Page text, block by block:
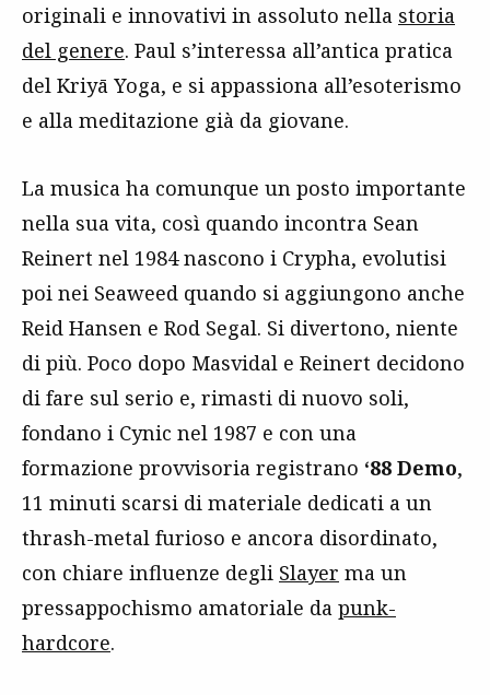
originali e innovativi in assoluto nella storia
del genere. Paul s’interessa all’antica pratica
del Kriyā Yoga, e si appassiona all’esoterismo
e alla meditazione già da giovane.
La musica ha comunque un posto importante
nella sua vita, così quando incontra Sean
Reinert nel 1984 nascono i Crypha, evolutisi
poi nei Seaweed quando si aggiungono anche
Reid Hansen e Rod Segal. Si divertono, niente
di più. Poco dopo Masvidal e Reinert decidono
di fare sul serio e, rimasti di nuovo soli,
fondano i Cynic nel 1987 e con una
formazione provvisoria registrano ‘88 Demo,
11 minuti scarsi di materiale dedicati a un
thrash-metal furioso e ancora disordinato,
con chiare influenze degli Slayer ma un
pressappochismo amatoriale da punk-
hardcore.